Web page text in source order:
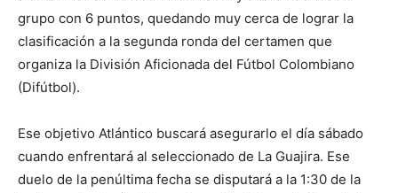
grupo con 6 puntos, quedando muy cerca de lograr la
clasificación a la segunda ronda del certamen que
organiza la División Aficionada del Fútbol Colombiano
(Difútbol).
Ese objetivo Atlántico buscará asegurarlo el día sábado
cuando enfrentará al seleccionado de La Guajira. Ese
duelo de la penúltima fecha se disputará a la 1:30 de la